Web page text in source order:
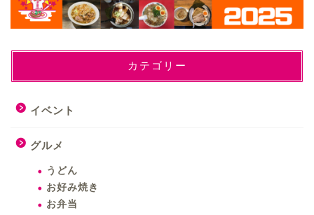
カテゴリー
イベント
グルメ
うどん
お好み焼き
お弁当